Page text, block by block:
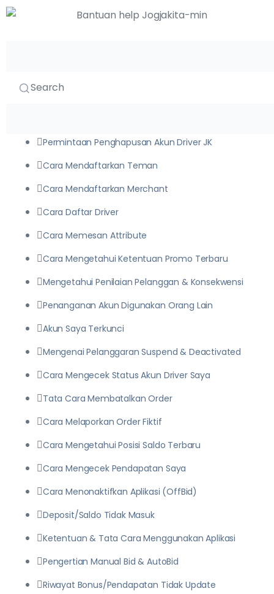
Search
JogjaDriver
36
Permintaan Penghapusan Akun Driver JK
Cara Mendaftarkan Teman
Cara Mendaftarkan Merchant
Cara Daftar Driver
Cara Memesan Attribute
Cara Mengetahui Ketentuan Promo Terbaru
Mengetahui Penilaian Pelanggan & Konsekwensi
Penanganan Akun Digunakan Orang Lain
Akun Saya Terkunci
Mengenai Pelanggaran Suspend & Deactivated
Cara Mengecek Status Akun Driver Saya
Tata Cara Membatalkan Order
Cara Melaporkan Order Fiktif
Cara Mengetahui Posisi Saldo Terbaru
Cara Mengecek Pendapatan Saya
Cara Menonaktifkan Aplikasi (OffBid)
Deposit/Saldo Tidak Masuk
Ketentuan & Tata Cara Menggunakan Aplikasi
Pengertian Manual Bid & AutoBid
Riwayat Bonus/Pendapatan Tidak Update